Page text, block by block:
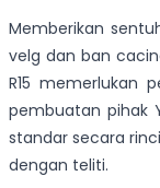
Memberikan
velg dan ban
R15 memerlukan
pembuatan pihak
standar secara
dengan teliti.